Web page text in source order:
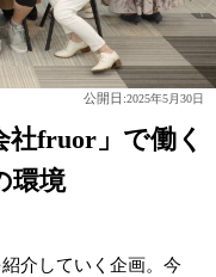
公開日:2025年5月30日
社fruor」で働く
環境
介していく企画。今